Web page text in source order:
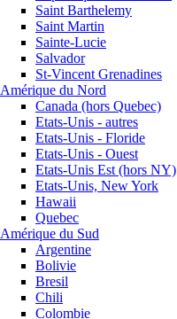
Saint Barthelemy
Saint Martin
Sainte-Lucie
Salvador
St-Vincent Grenadines
Amérique du Nord
Canada (hors Quebec)
Etats-Unis - autres
Etats-Unis - Floride
Etats-Unis - Ouest
Etats-Unis Est (hors NY)
Etats-Unis, New York
Hawaii
Quebec
Amérique du Sud
Argentine
Bolivie
Bresil
Chili
Colombie